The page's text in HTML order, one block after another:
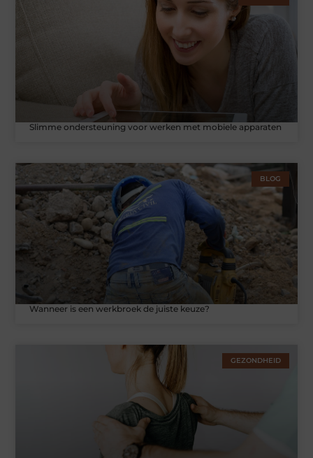
Slimme ondersteuning voor werken met mobiele apparaten
BLOG
Wanneer is een werkbroek de juiste keuze?
GEZONDHEID